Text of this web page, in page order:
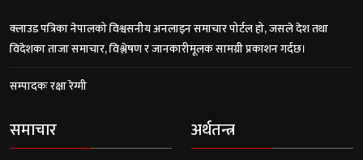
क्लाउड पत्रिका नेपालको विश्वसनीय अनलाइन समाचार पोर्टल हो, जसले देश तथा
विदेशका ताजा समाचार, विश्लेषण र जानकारीमूलक सामग्री प्रकाशन गर्दछ।
सम्पादकः रक्षा रेग्मी
समाचार अर्थतन्त्र